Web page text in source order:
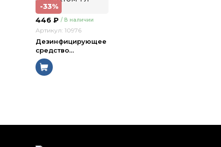
-33%
446 ₽ / В наличии
Артикул: 10976
Дезинфицирующее
средство…